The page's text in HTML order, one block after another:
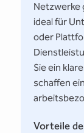
Netzwerke
ideal für
oder
Sie ein
schaffen
Vorteile